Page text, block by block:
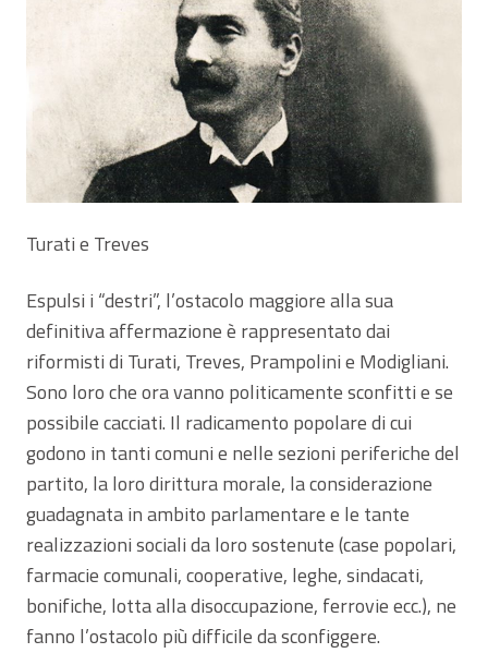
Turati e Treves
Espulsi i “destri”, l’ostacolo maggiore alla sua
definitiva affermazione è rappresentato dai
riformisti di Turati, Treves, Prampolini e Modigliani.
Sono loro che ora vanno politicamente sconfitti e se
possibile cacciati. Il radicamento popolare di cui
godono in tanti comuni e nelle sezioni periferiche del
partito, la loro dirittura morale, la considerazione
guadagnata in ambito parlamentare e le tante
realizzazioni sociali da loro sostenute (case popolari,
farmacie comunali, cooperative, leghe, sindacati,
bonifiche, lotta alla disoccupazione, ferrovie ecc.), ne
fanno l’ostacolo più difficile da sconfiggere.